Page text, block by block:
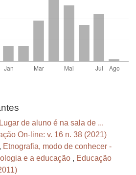
Lugar de aluno é na sala de ...
On-line: v. 16 n. 38 (2021)
Etnografia, modo de conhecer -
e a educação , Educação